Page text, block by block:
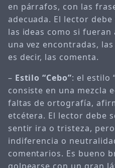
en párrafos, con las
adecuada. El lector
las ideas como si
una vez encontradas,
es decir, las comenta.
– Estilo “Cebo”: el estilo
consiste en una mezcla
faltas de ortografía,
etcétera. El lector debe
sentir ira o tristeza,
indiferencia o
comentarios. Es bueno